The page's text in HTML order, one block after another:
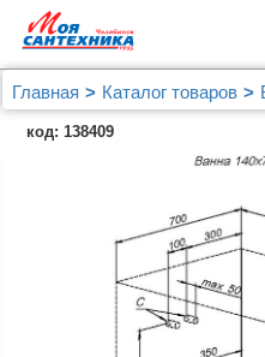
Главная Каталог товаров
Акриловая ванна
код: 138409